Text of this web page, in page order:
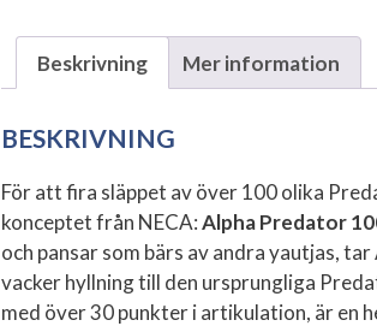
Beskrivning Mer information
BESKRIVNING
För att fira släppet av över 100 olika
konceptet från NECA:Alpha Predator
och pansar som bärs av andra yautjas,
vacker hyllning till den ursprungliga
med över 30 punkter i artikulation, är en